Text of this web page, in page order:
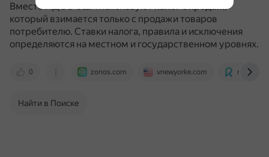
Вместо НДС в США используютналог с продаж,
который взимается только с продажи товаров
потребителю. Ставки налога, правила и исключения
определяются на местном и государственном уровнях.
0 zonos.com vnewyorke.com
Найти в Поиске